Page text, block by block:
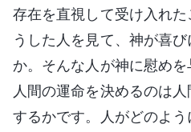
存在を直視して受け入れ
うした人を見て、神が喜
か。そんな人が神に慰めを
人間の運命を決めるのは
するかです。人がどのよ